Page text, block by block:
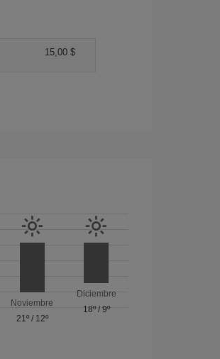
15,00 $
Noviembre
21º/ 12º
Diciembre
18º/ 9º